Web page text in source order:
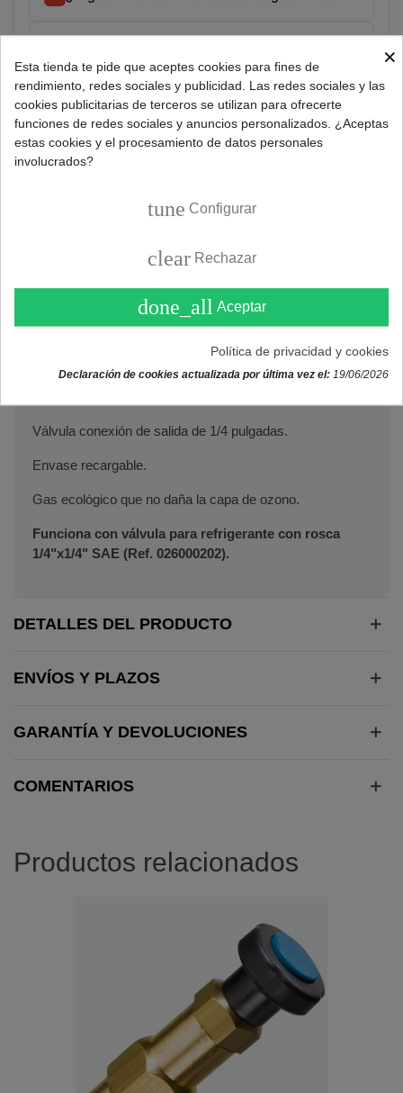
Consultar
DESCRIPCIÓN
Válvula conexión de salida de 1/4 pulgadas.
Envase recargable.
Gas ecológico que no daña la capa de ozono.
Funciona con válvula para refrigerante con rosca
1/4"x1/4" SAE (Ref. 026000202).
DETALLES DEL PRODUCTO
ENVÍOS Y PLAZOS
GARANTÍA Y DEVOLUCIONES
COMENTARIOS
Productos relacionados
×
Esta tienda te pide que aceptes cookies para fines de
rendimiento, redes sociales y publicidad. Las redes sociales y las
cookies publicitarias de terceros se utilizan para ofrecerte
funciones de redes sociales y anuncios personalizados. ¿Aceptas
estas cookies y el procesamiento de datos personales
involucrados?
tune Configurar
clear Rechazar
done_all Aceptar
Política de privacidad y cookies
Declaración de cookies actualizada por última vez el: 19/06/2026